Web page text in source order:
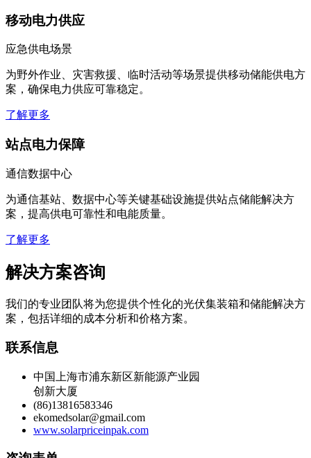
移动电力供应
应急供电场景
为野外作业、灾害救援、临时活动等场景提供移动储能供电方
案，确保电力供应可靠稳定。
了解更多
站点电力保障
通信数据中心
为通信基站、数据中心等关键基础设施提供站点储能解决方
案，提高供电可靠性和电能质量。
了解更多
解决方案咨询
我们的专业团队将为您提供个性化的光伏集装箱和储能解决方
案，包括详细的成本分析和价格方案。
联系信息
中国上海市浦东新区新能源产业园
创新大厦
(86)13816583346
ekomedsolar@gmail.com
www.solarpriceinpak.com